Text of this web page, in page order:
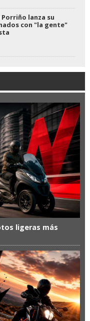
Porriño lanza su
con "la gente"
ligeras más